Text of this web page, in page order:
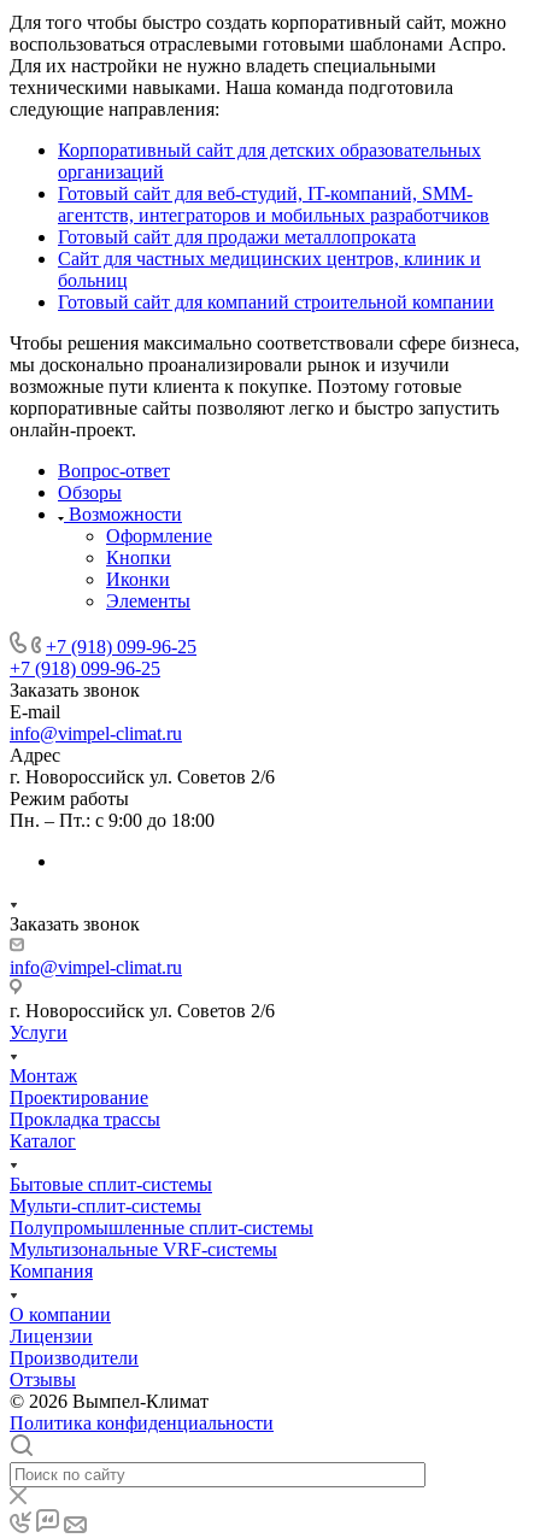
Для того чтобы быстро создать корпоративный сайт, можно
воспользоваться отраслевыми готовыми шаблонами Аспро.
Для их настройки не нужно владеть специальными
техническими навыками. Наша команда подготовила
следующие направления:
Корпоративный сайт для детских образовательных
организаций
Готовый сайт для веб-студий, IT-компаний, SMM-
агентств, интеграторов и мобильных разработчиков
Готовый сайт для продажи металлопроката
Сайт для частных медицинских центров, клиник и
больниц
Готовый сайт для компаний строительной компании
Чтобы решения максимально соответствовали сфере бизнеса,
мы досконально проанализировали рынок и изучили
возможные пути клиента к покупке. Поэтому готовые
корпоративные сайты позволяют легко и быстро запустить
онлайн-проект.
Вопрос-ответ
Обзоры
Возможности
Оформление
Кнопки
Иконки
Элементы
+7 (918) 099-96-25
+7 (918) 099-96-25
Заказать звонок
E-mail
info@vimpel-climat.ru
Адрес
г. Новороссийск ул. Советов 2/6
Режим работы
Пн. – Пт.: с 9:00 до 18:00
Заказать звонок
info@vimpel-climat.ru
г. Новороссийск ул. Советов 2/6
Услуги
Монтаж
Проектирование
Прокладка трассы
Каталог
Бытовые сплит-системы
Мульти-сплит-системы
Полупромышленные сплит-системы
Мультизональные VRF-системы
Компания
О компании
Лицензии
Производители
Отзывы
© 2026 Вымпел-Климат
Политика конфиденциальности